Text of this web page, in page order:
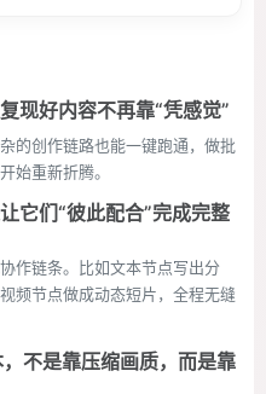
现好内容不再靠“凭感觉”
的创作链路也能一键跑通，做批
始重新折腾。
它们“彼此配合”完成完整
作链条。比如文本节点写出分
频节点做成动态短片，全程无缝
不是靠压缩画质，而是靠